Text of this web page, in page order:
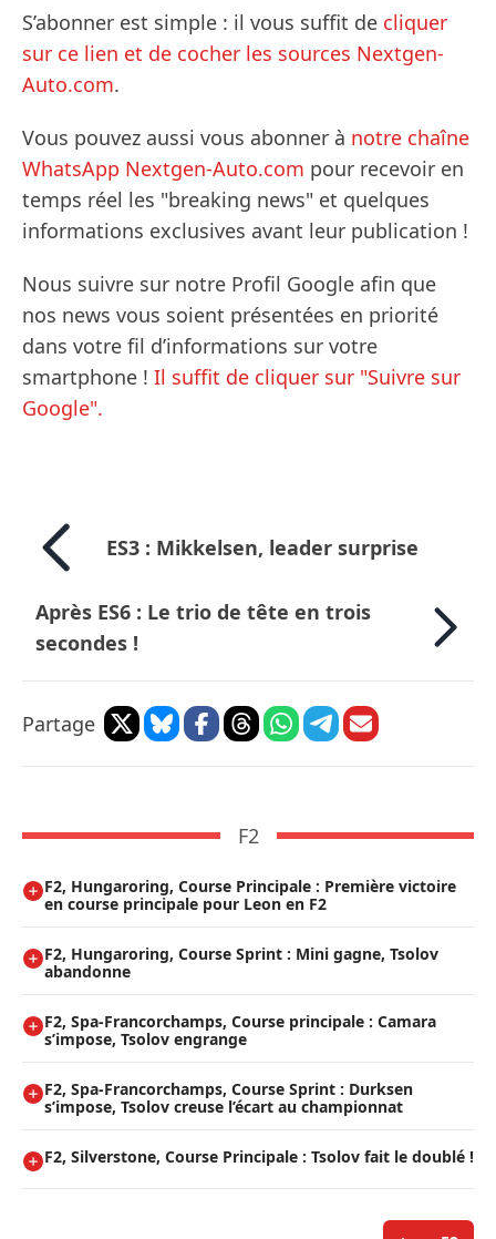
S’abonner est simple : il vous suffit de cliquer
sur ce lien et de cocher les sources Nextgen-
Auto.com.
Vous pouvez aussi vous abonner à notre chaîne
WhatsApp Nextgen-Auto.com pour recevoir en
temps réel les "breaking news" et quelques
informations exclusives avant leur publication !
Nous suivre sur notre Profil Google afin que
nos news vous soient présentées en priorité
dans votre fil d’informations sur votre
smartphone ! Il suffit de cliquer sur "Suivre sur
Google".
ES3 : Mikkelsen, leader surprise
Après ES6 : Le trio de tête en trois
secondes !
Partage
F2
F2, Hungaroring, Course Principale : Première victoire
en course principale pour Leon en F2
F2, Hungaroring, Course Sprint : Mini gagne, Tsolov
abandonne
F2, Spa-Francorchamps, Course principale : Camara
s’impose, Tsolov engrange
F2, Spa-Francorchamps, Course Sprint : Durksen
s’impose, Tsolov creuse l’écart au championnat
F2, Silverstone, Course Principale : Tsolov fait le doublé !